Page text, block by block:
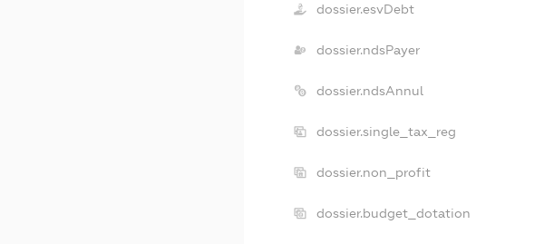
dossier.esvDebt
dossier.ndsPayer
dossier.ndsAnnul
dossier.single_tax_reg
dossier.non_profit
dossier.budget_dotation